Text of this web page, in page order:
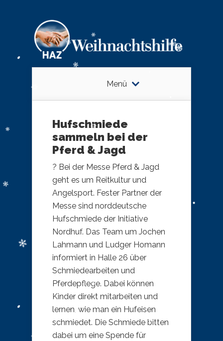
Menü
Hufschmiede
sammeln bei der
Pferd & Jagd
? Bei der Messe Pferd & Jagd
geht es um Reitkultur und
Angelsport. Fester Partner der
Messe sind norddeutsche
Hufschmiede der Initiative
Nordhuf. Das Team um Jochen
Lahmann und Ludger Homann
informiert in Halle 26 über
Schmiedearbeiten und
Pferdepflege. Dabei können
Kinder direkt mitarbeiten und
lernen, wie man ein Hufeisen
schmiedet. Die Schmiede bitten
dabei um eine Spende für